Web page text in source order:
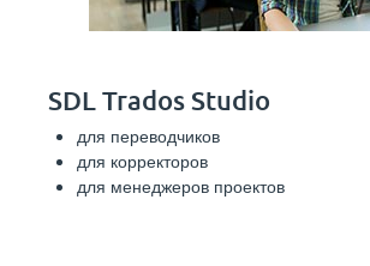
SDL Trados Studio
для переводчиков
для корректоров
для менеджеров проектов